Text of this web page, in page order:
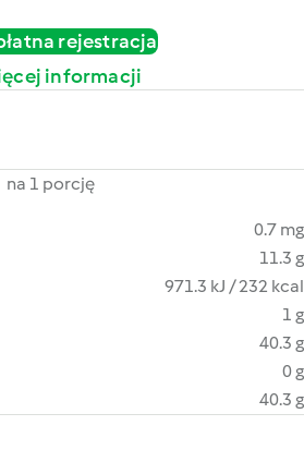
rejestracja
informacji
na 1 porcję
0.7 mg
11.3 g
971.3 kJ / 232 kcal
1 g
40.3 g
0 g
40.3 g